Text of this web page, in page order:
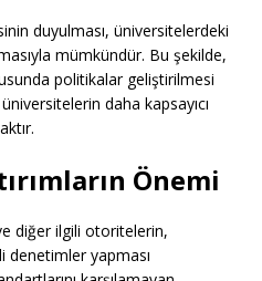
duyulması, üniversitelerdeki
mümkündür. Bu şekilde,
politikalar geliştirilmesi
daha kapsayıcı
Önemi
diğer ilgili otoritelerin,
denetimler yapması